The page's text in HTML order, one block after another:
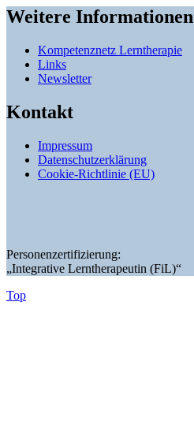
Weitere Informationen
Kompetenznetz Lerntherapie
Links
Newsletter
Kontakt
Impressum
Datenschutzerklärung
Cookie-Richtlinie (EU)
Personenzertifizierung:
„Integrative Lerntherapeutin (FiL)“
Top